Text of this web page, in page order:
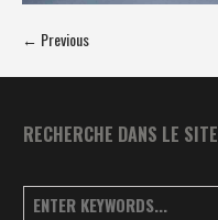
← Previous
RECHERCHE DANS LE SITE